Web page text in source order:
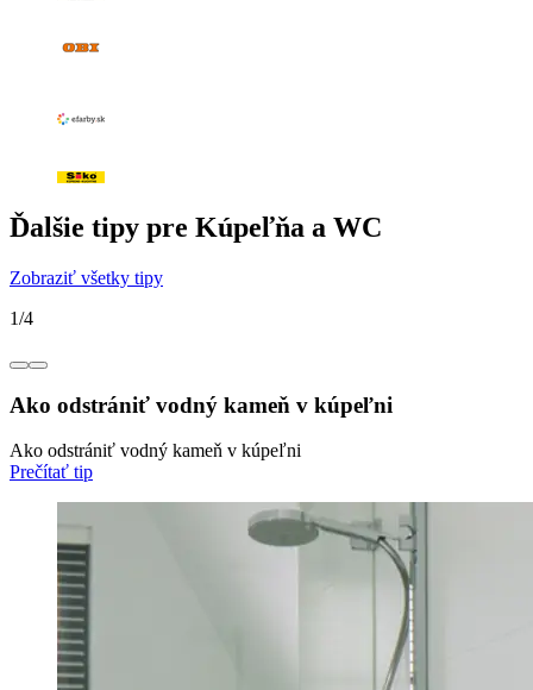
Ďalšie tipy pre Kúpeľňa a WC
Zobraziť všetky tipy
1/4
Ako odstrániť vodný kameň v kúpeľni
Ako odstrániť vodný kameň v kúpeľni
Prečítať tip